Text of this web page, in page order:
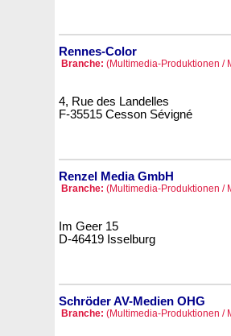
Rennes-Color
Branche: (Multimedia-Produktionen /
4, Rue des Landelles
F-35515 Cesson Sévigné
Renzel Media GmbH
Branche: (Multimedia-Produktionen /
Im Geer 15
D-46419 Isselburg
Schröder AV-Medien OHG
Branche: (Multimedia-Produktionen /